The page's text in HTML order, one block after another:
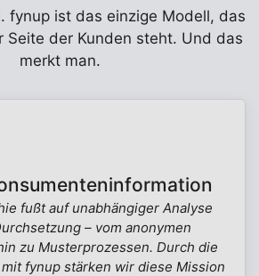
fynup ist das einzige Modell, das
Seite der Kunden steht. Und das
merkt man.
fußt auf unabhängiger Analyse
– vom anonymen
zu Musterprozessen. Durch die
fynup stärken wir diese Mission